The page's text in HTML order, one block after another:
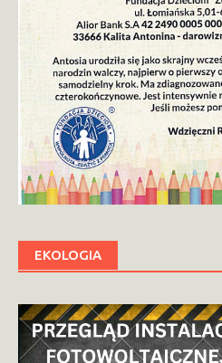
EKOLOGIA